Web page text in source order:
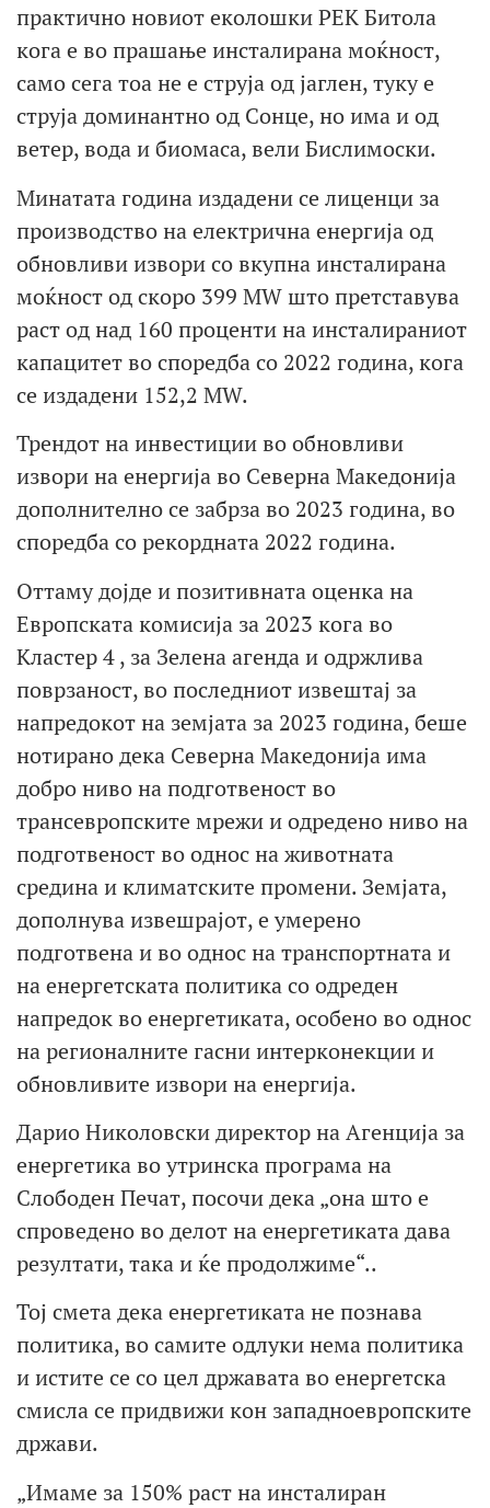
практично новиот еколошки РЕК Битола
кога е во прашање инсталирана моќност,
само сега тоа не е струја од јаглен, туку е
струја доминантно од Сонце, но има и од
ветер, вода и биомаса, вели Бислимоски.
Минатата година издадени се лиценци за
производство на електрична енергија од
обновливи извори со вкупна инсталирана
моќност од скоро 399 MW што претставува
раст од над 160 проценти на инсталираниот
капацитет во споредба со 2022 година, кога
се издадени 152,2 MW.
Трендот на инвестиции во обновливи
извори на енергија во Северна Македонија
дополнително се забрза во 2023 година, во
споредба со рекордната 2022 година.
Оттаму дојде и позитивната оценка на
Европската комисија за 2023 когаво
Кластер 4 , за Зелена агенда и одржлива
поврзаност, во последниот извештај за
напредокот на земјата за 2023 година, беше
нотирано дека Северна Македонија има
добро ниво на подготвеност во
трансевропските мрежи и одредено ниво на
подготвеност во однос на животната
средина и климатските промени. Земјата,
дополнува извешрајот, е умерено
подготвена и во однос на транспортната и
на енергетската политика со одреден
напредок во енергетиката, особено во однос
на регионалните гасни интерконекции и
обновливите извори на енергија.
Дарио Николовски директор на Агенција за
енергетика во утринска програма на
Слободен Печат, посочи дека „она што е
спроведено во делот на енергетиката дава
резултати, така и ќе продолжиме“..
Тој смета дека енергетиката не познава
политика, во самите одлуки нема политика
и истите се со цел државата во енергетска
смисла се придвижи кон западноевропските
држави.
„Имаме за 150% раст на инсталиран